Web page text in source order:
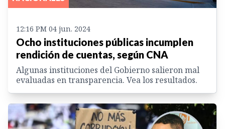
12:16 PM 04 jun. 2024
Ocho instituciones públicas incumplen
rendición de cuentas, según CNA
Algunas instituciones del Gobierno salieron mal
evaluadas en transparencia. Vea los resultados.